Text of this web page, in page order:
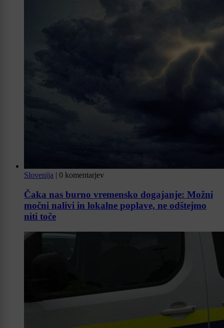
Slovenija | 0 komentarjev
Čaka nas burno vremensko dogajanje: Možni
močni nalivi in lokalne poplave, ne odštejmo
niti toče